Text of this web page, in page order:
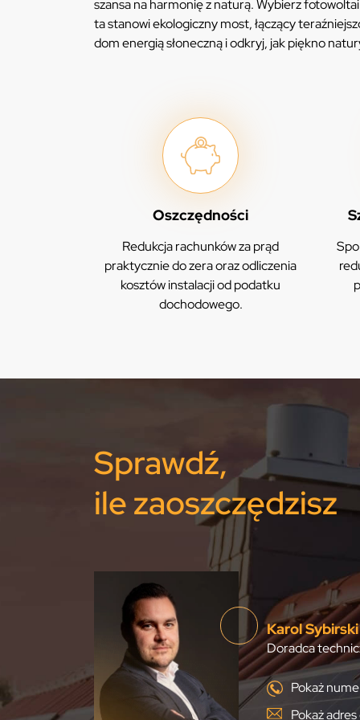
szansa na harmonię z naturą. Wybierz
ta stanowi ekologiczny most, łączący
dom energią słoneczną i odkryj, jak piękno
Oszczędności
Redukcja rachunków za prąd
praktycznie do zera oraz odliczenia
kosztów instalacji od podatku
dochodowego.
Sprawdź,
ile zaoszczędzisz
Karol Sybirski
Doradca
Pokaż
Pokaż